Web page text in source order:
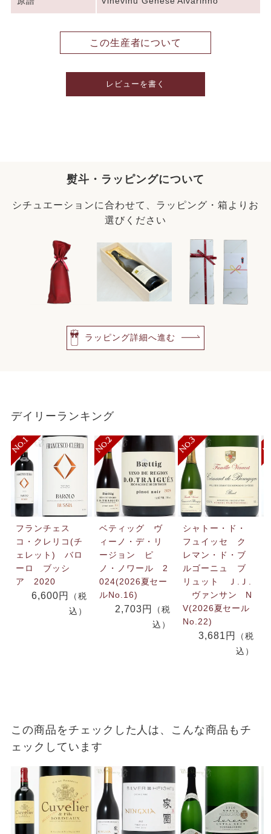
この生産者について
レビューを書く
熨斗・ラッピングについて
シチュエーションに合わせて、ラッピング・箱よりお
選びください
ラッピング詳細へ進む
デイリーランキング
フランチェス
コ・クレリコ(チ
ェレット) バロ
ーロ ブッシ
ア 2020
6,600円
（税
込）
ベティッグ ヴ
ィーノ・デ・リ
ージョン ピ
ノ・ノワール 2
024(2026夏セー
ルNo.16)
2,703円
（税
込）
シャトー・ド・
フュイッセ ク
レマン・ド・ブ
ルゴーニュ ブ
リュット Ｊ.Ｊ.
ヴァンサン N
V(2026夏セール
No.22)
3,681円
（税
込）
この商品をチェックした人は、こんな商品もチ
ェックしています